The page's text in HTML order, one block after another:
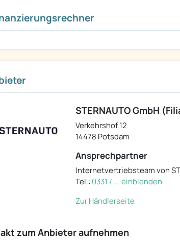
STERNAUTO GmbH
Verkehrshof 12
14478 Potsdam
Ansprechpartner
Internetvertriebsteam von
Tel.: 0331 / ... einblenden
Zur Händlerseite
zum Anbieter aufnehmen